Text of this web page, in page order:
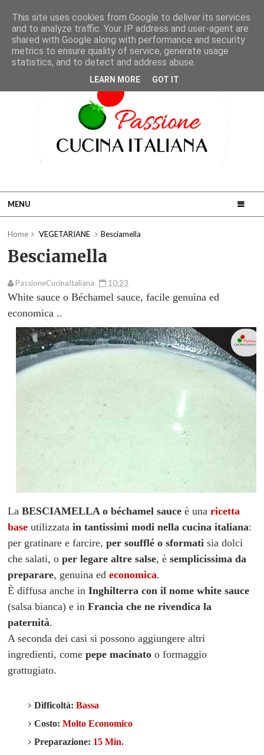
MENU
Home VEGETARIANE Besciamella
Besciamella
PassioneCucinaItaliana 10:23
White sauce o Béchamel sauce,facile genuina ed
economica ..
LaBESCIAMELLA o béchamel sauceè unaricetta
base utilizzatain tantissimi modi nella cucina italiana:
per gratinare e farcire,per soufflé o sformati sia dolci
che salati, oper legare altre salse, èsemplicissima da
preparare, genuina edeconomica.
È diffusa anche in Inghilterra con il nome white sauce
(salsa bianca) e inFrancia che ne rivendica la
paternità.
A seconda dei casi si possono aggiungere altri
ingredienti, comepepe macinato o formaggio
grattugiato.
Difficoltà:Bassa
Costo:Molto Economico
Preparazione: 15 Min.
This site uses cookies from Google to deliver its services
and to analyze traffic. Your IP address and user-agent are
shared with Google along with performance and security
metrics to ensure quality of service, generate usage
statistics, and to detect and address abuse.
LEARN MORE GOT IT